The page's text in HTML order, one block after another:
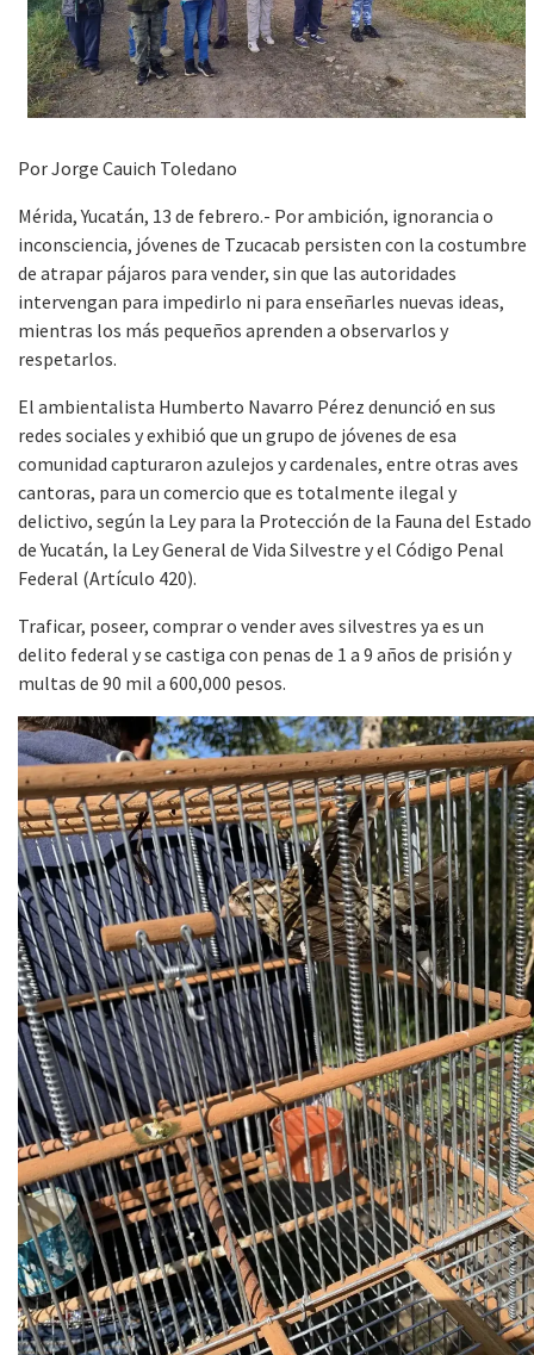
Por Jorge Cauich Toledano
Mérida, Yucatán, 13 de febrero.- Por ambición, ignorancia o
inconsciencia, jóvenes de Tzucacab persisten con la costumbre
de atrapar pájaros para vender, sin que las autoridades
intervengan para impedirlo ni para enseñarles nuevas ideas,
mientras los más pequeños aprenden a observarlos y
respetarlos.
El ambientalista Humberto Navarro Pérez denunció en sus
redes sociales y exhibió que un grupo de jóvenes de esa
comunidad capturaron azulejos y cardenales, entre otras aves
cantoras, para un comercio que es totalmente ilegal y
delictivo, según la Ley para la Protección de la Fauna del Estado
de Yucatán, la Ley General de Vida Silvestre y el Código Penal
Federal (Artículo 420).
Traficar, poseer, comprar o vender aves silvestres ya es un
delito federal y se castiga con penas de 1 a 9 años de prisión y
multas de 90 mil a 600,000 pesos.